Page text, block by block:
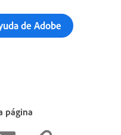
de Adobe
página